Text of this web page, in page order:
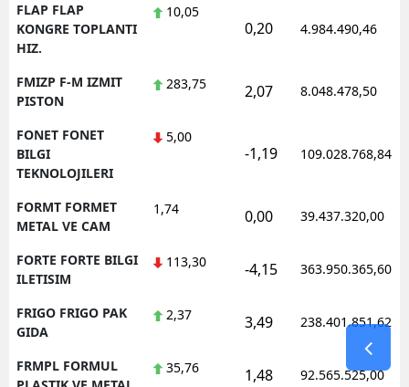
FLAP FLAP
KONGRE TOPLANTI
HIZ.
10,05
0,20 4.984.490,46
FMIZP F-M IZMIT
PISTON
283,75 2,07 8.048.478,50
FONET FONET
BILGI
TEKNOLOJILERI
5,00
-1,19 109.028.768,84
FORMT FORMET
METAL VE CAM
1,74 0,00 39.437.320,00
FORTE FORTE BILGI
ILETISIM
113,30 -4,15 363.950.365,60
FRIGO FRIGO PAK
GIDA
2,37 3,49 238.401.851,62
FRMPL FORMUL
35,76 1,48 92.565.525,00